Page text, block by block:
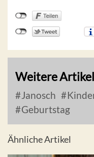
Weitere
Janosch
Geburtstag
Ähnliche Artikel